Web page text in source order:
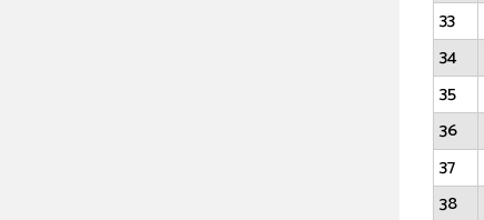
33
34
35
36
37
38